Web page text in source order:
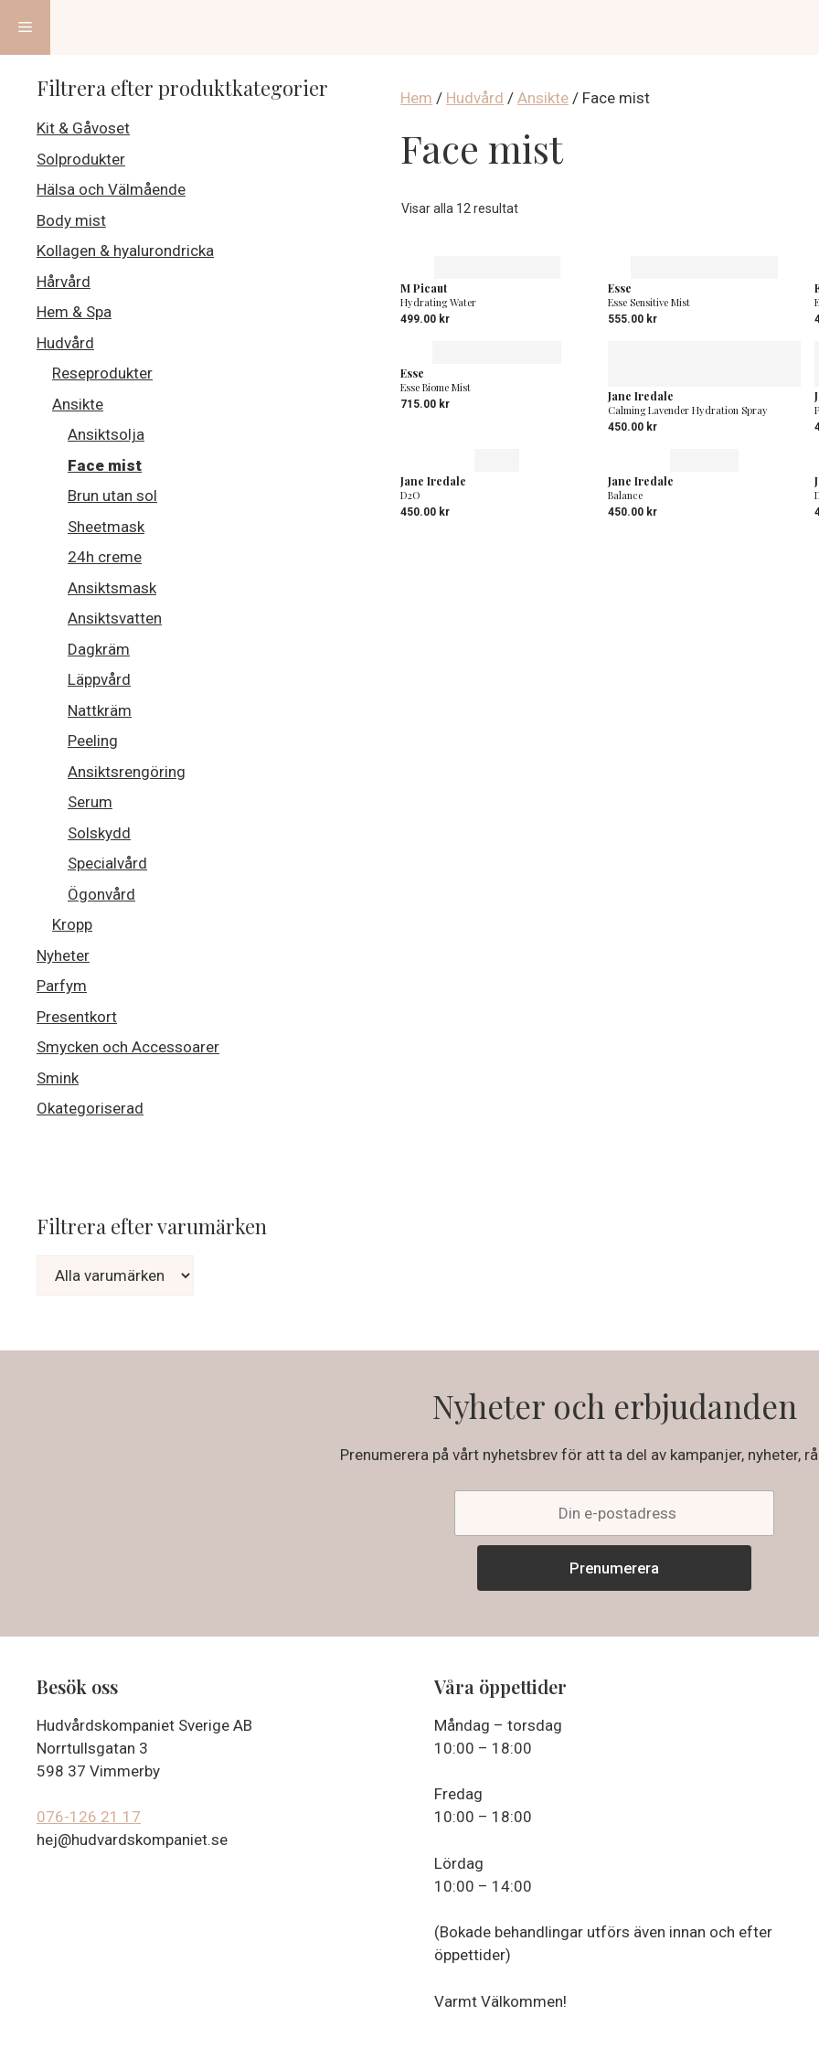
innehåll
Meny
Hem / Hudvård /Ansikte / Face mist
Face mist
Visar alla 12 resultatSortera
M Picaut
Hydrating Water
499.00 kr
Esse
Esse Sensitive Mist
555.00 kr
Esse
Esse Biome Mist
715.00 kr
Jane Iredale
Calming Lavender Hydration Spray
450.00 kr
Jane Iredale
D2O
450.00 kr
Jane Iredale
Balance
450.00 kr
Filtrera efter produktkategorier
Kit & Gåvoset
Solprodukter
Hälsa och Välmående
Body mist
Kollagen & hyalurondricka
Hårvård
Hem & Spa
Hudvård
Reseprodukter
Ansikte
Ansiktsolja
Face mist
Brun utan sol
Sheetmask
24h creme
Ansiktsmask
Ansiktsvatten
Dagkräm
Läppvård
Nattkräm
Peeling
Ansiktsrengöring
Serum
Solskydd
Specialvård
Ögonvård
Kropp
Nyheter
Parfym
Presentkort
Smycken och Accessoarer
Smink
Okategoriserad
Filtrera efter varumärken
Nyheter och erbjudanden
Prenumerera på vårt nyhetsbrev för att ta del av kampanjer, nyheter,
Besök oss
Hudvårdskompaniet Sverige AB
Norrtullsgatan 3
598 37 Vimmerby
076-126 21 17
hej@hudvardskompaniet.se
Våra öppettider
Måndag – torsdag
10:00 – 18:00
Fredag
10:00 – 18:00
Lördag
10:00 – 14:00
(Bokade behandlingar utförs även innan och efter
öppettider)
Varmt Välkommen!